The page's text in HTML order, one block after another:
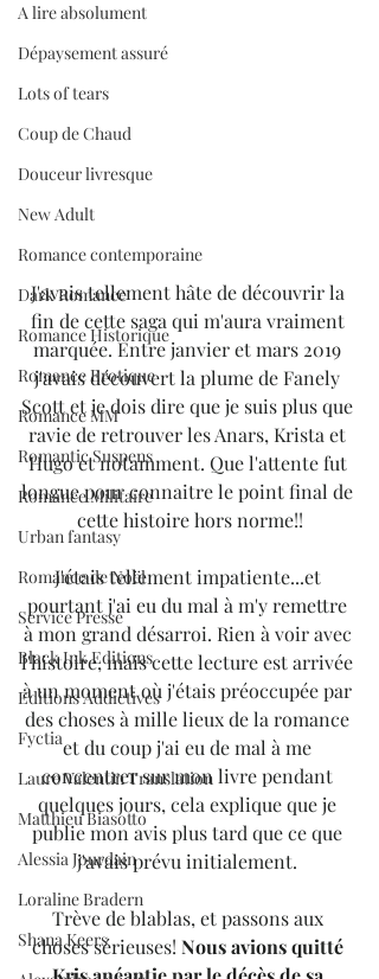
A lire absolument
Dépaysement assuré
Lots of tears
Coup de Chaud
Douceur livresque
New Adult
Romance contemporaine
Dark Romance
Romance Historique
Romance Erotique
Romance MM
Romantic Suspens
Romance Militaire
Urban fantasy
Romance de Noël
Service Presse
Black Ink Editions
Editions Addictives
Fyctia
Laure Valentin Translation
Matthieu Biasotto
Alessia Jourdain
Loraline Bradern
Shana Keers
J'avais tellement hâte de découvrir la
fin de cette saga qui m'aura vraiment
marquée. Entre janvier et mars 2019
j'avais découvert la plume de Fanely
Scott et je dois dire que je suis plus que
ravie de retrouver les Anars, Krista et
Hugo et notamment. Que l'attente fut
longue pour connaitre le point final de
cette histoire hors norme!!
J'étais tellement impatiente...et
pourtant j'ai eu du mal à m'y remettre
à mon grand désarroi. Rien à voir avec
l'histoire, mais cette lecture est arrivée
à un moment où j'étais préoccupée par
des choses à mille lieux de la romance
et du coup j'ai eu de mal à me
concentrer sur mon livre pendant
quelques jours, cela explique que je
publie mon avis plus tard que ce que
j'avais prévu initialement.
Trève de blablas, et passons aux
choses sérieuses! Nous avions quitté